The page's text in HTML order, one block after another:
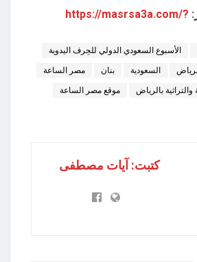
https://masrsa3a.com/?
الأسبوع السعودي الدولي للحِرف اليدوية
السعودية بنان مصر الساعة
بالرياض موقع مصر الساعة
كتبت: آيات مصطفى